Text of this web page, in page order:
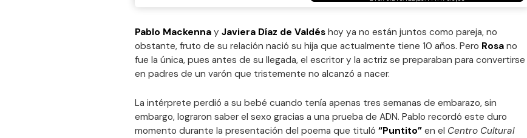
Pablo Mackenna y Javiera Díaz de Valdés hoy ya no están juntos como pareja, no
obstante, fruto de su relación nació su hija que actualmente tiene 10 años. Pero Rosa no
fue la única, pues antes de su llegada, el escritor y la actriz se preparaban para convertirse
en padres de un varón que tristemente no alcanzó a nacer.
La intérprete perdió a su bebé cuando tenía apenas tres semanas de embarazo, sin
embargo, lograron saber el sexo gracias a una prueba de ADN. Pablo recordó este duro
momento durante la presentación del poema que tituló “Puntito” en el Centro Cultural